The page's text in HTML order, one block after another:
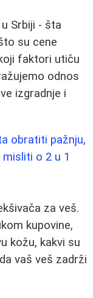
Srbiji - šta
su cene
faktori utiču
odnos
izgradnje i
obratiti pažnju,
o 2 u 1
za veš.
kupovine,
kožu, kakvi su
vaš veš zadrži